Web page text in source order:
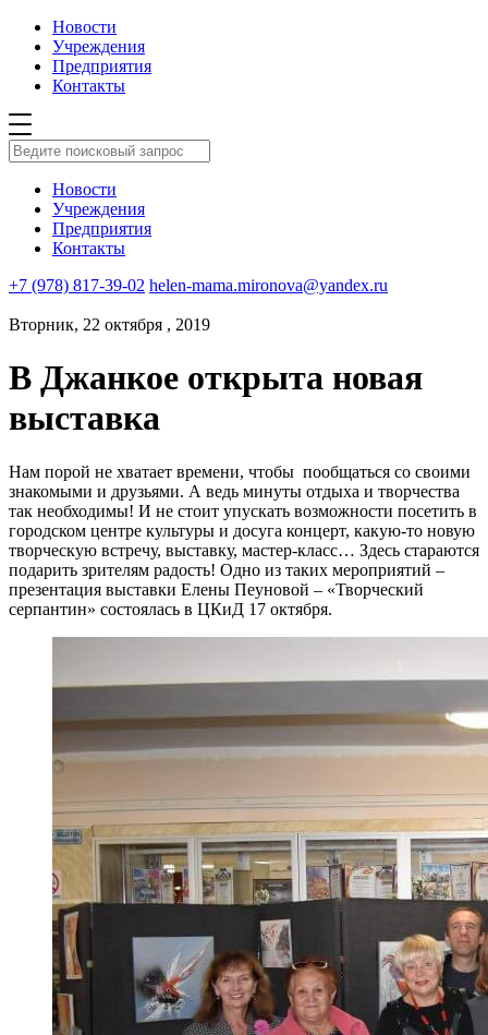
Новости
Учреждения
Предприятия
Контакты
Новости
Учреждения
Предприятия
Контакты
+7 (978) 817-39-02 helen-mama.mironova@yandex.ru
Вторник, 22 октября , 2019
В Джанкое открыта новая
выставка
Нам порой не хватает времени, чтобы пообщаться со своими
знакомыми и друзьями. А ведь минуты отдыха и творчества
так необходимы! И не стоит упускать возможности посетить в
городском центре культуры и досуга концерт, какую-то новую
творческую встречу, выставку, мастер-класс… Здесь стараются
подарить зрителям радость! Одно из таких мероприятий –
презентация выставки Елены Пеуновой – «Творческий
серпантин» состоялась в ЦКиД 17 октября.